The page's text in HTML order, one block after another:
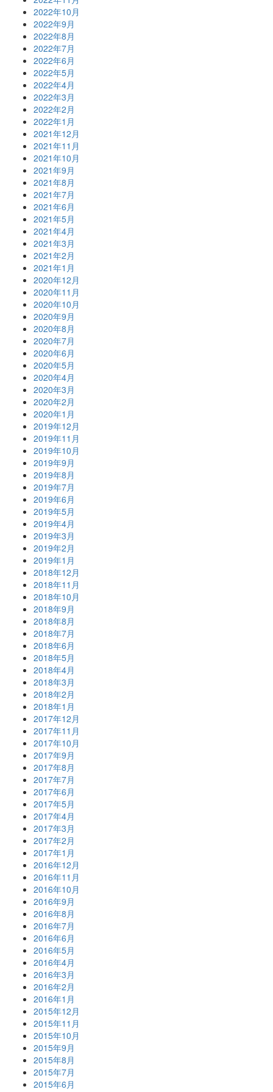
2022年10月
2022年9月
2022年8月
2022年7月
2022年6月
2022年5月
2022年4月
2022年3月
2022年2月
2022年1月
2021年12月
2021年11月
2021年10月
2021年9月
2021年8月
2021年7月
2021年6月
2021年5月
2021年4月
2021年3月
2021年2月
2021年1月
2020年12月
2020年11月
2020年10月
2020年9月
2020年8月
2020年7月
2020年6月
2020年5月
2020年4月
2020年3月
2020年2月
2020年1月
2019年12月
2019年11月
2019年10月
2019年9月
2019年8月
2019年7月
2019年6月
2019年5月
2019年4月
2019年3月
2019年2月
2019年1月
2018年12月
2018年11月
2018年10月
2018年9月
2018年8月
2018年7月
2018年6月
2018年5月
2018年4月
2018年3月
2018年2月
2018年1月
2017年12月
2017年11月
2017年10月
2017年9月
2017年8月
2017年7月
2017年6月
2017年5月
2017年4月
2017年3月
2017年2月
2017年1月
2016年12月
2016年11月
2016年10月
2016年9月
2016年8月
2016年7月
2016年6月
2016年5月
2016年4月
2016年3月
2016年2月
2016年1月
2015年12月
2015年11月
2015年10月
2015年9月
2015年8月
2015年7月
2015年6月